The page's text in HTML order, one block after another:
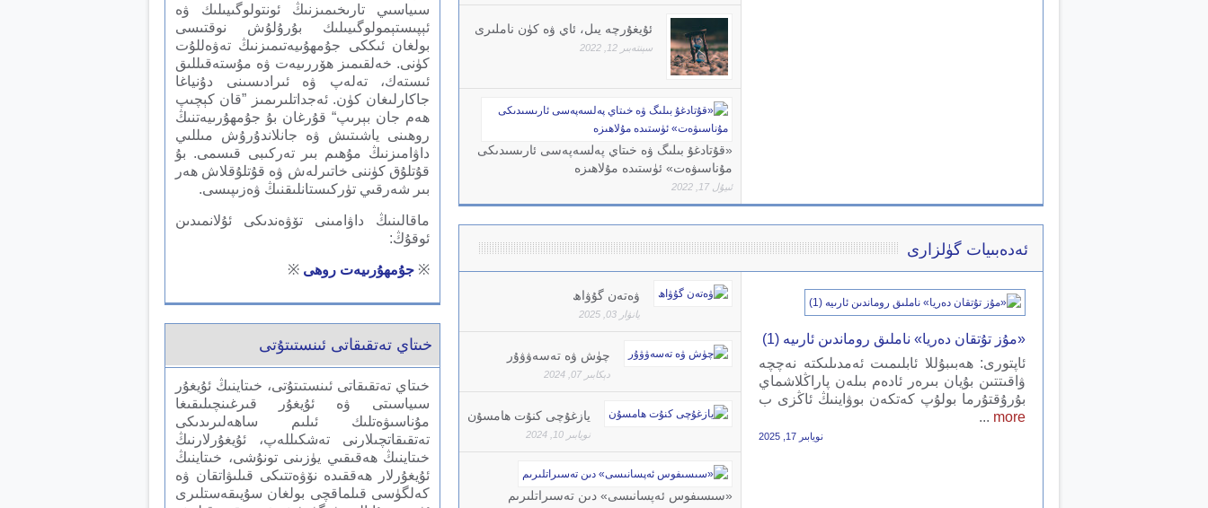
ئۇيغۇرچە يىل، ئاي ۋە كۈن ناملىرى
سېنتەبىر 12, 2022
«قۇتادغۇ بىلىگ ۋە خىتاي پەلسەپەسى ئارىسىدىكى
مۇناسىۋەت» ئۈستىدە مۇلاھىزە
ئىيۇل 17, 2022
ئەدەبىيات گۈلزارى
«مۇز تۇتقان دەريا» ناملىق روماندىن ئارىيە (1)
ئاپتورى: ھەبىبۇللا ئابلىمىت ئەمدىلىكتە نەچچە
ۋاقىتتىن بۇيان بىرەر ئادەم بىلەن پاراڭلاشماي
بۇرۇقتۇرما بولۇپ كەتكەن بوۋاينىڭ ئاڭزى ب
more
...
نويابىر 17, 2025
ۋەتەن گۇۋاھ
يانۋار 03, 2025
چۈش ۋە تەسەۋۋۇر
دېكابىر 07, 2024
يازغۇچى كنۇت ھامسۇن
نويابىر 10, 2024
«سىسىفوس ئەپسانىسى» دىن تەسىراتلىرىم
سىياسىي تارىخىمىزنىڭ ئونتولوگىيىلىك ۋە
ئېپىستېمولوگىيىلىك بۇرۇلۇش نوقتىسى
بولغان ئىككى جۇمھۇىيەتىمىزنىڭ تەۋەللۇت
كۈنى. خەلقىمىز ھۆررىيەت ۋە مۇستەقىللىق
ئىستەك، تەلەپ ۋە ئىرادىسىنى دۇنياغا
جاكارلىغان كۈن. ئەجداتلىرىمىز ”قان كېچىپ
ھەم جان بېرىپ“ قۇرغان بۇ جۇمھۇرىيەتنىڭ
روھىنى ياشىتىش ۋە جانلاندۇرۇش مىللىي
داۋامىزنىڭ مۇھىم بىر تەركىبى قىسمى. بۇ
قۇتلۇق كۈننى خاتىرلەش ۋە قۇتلۇقلاش ھەر
بىر شەرقىي تۈركىستانلىقنىڭ ۋەزىپىسى.
ماقالىنىڭ داۋامىنى تۆۋەندىكى ئۇلانمىدىن
ئوقۇڭ:
※ جۇمھۇرىيەت روھى ※
خىتاي تەتقىقاتى ئىنستىتۇتى
خىتاي تەتقىقاتى ئىنستىتۇتى، خىتاينىڭ ئۇيغۇر
سىياسىتى ۋە ئۇيغۇر قىرغىنچىلىقىغا
مۇناسىۋەتلىك ئىلىم ساھەلىرىدىكى
تەتقىقاتچىلارنى تەشكىللەپ، ئۇيغۇرلارنىڭ
خىتاينىڭ ھەقىقىي يۈزىنى تونۇشى، خىتاينىڭ
ئۇيغۇرلار ھەققىدە نۆۋەتتىكى قىلىۋاتقان ۋە
كەلگۈسى قىلماقچى بولغان سۇيىقەستلىرى